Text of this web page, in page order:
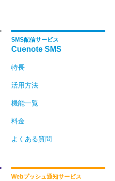
SMS配信サービス
Cuenote SMS
特長
活用方法
機能一覧
料金
よくある質問
Webプッシュ通知サービス